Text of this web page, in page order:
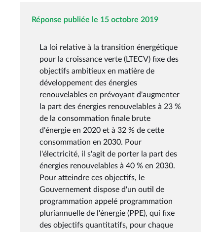
Réponse publiée le 15 octobre 2019
La loi relative à la transition énergétique
pour la croissance verte (LTECV) fixe des
objectifs ambitieux en matière de
développement des énergies
renouvelables en prévoyant d'augmenter
la part des énergies renouvelables à 23 %
de la consommation finale brute
d'énergie en 2020 et à 32 % de cette
consommation en 2030. Pour
l'électricité, il s'agit de porter la part des
énergies renouvelables à 40 % en 2030.
Pour atteindre ces objectifs, le
Gouvernement dispose d'un outil de
programmation appelé programmation
pluriannuelle de l'énergie (PPE), qui fixe
des objectifs quantitatifs, pour chaque